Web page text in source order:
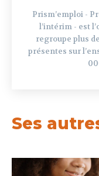
Prism’emploi -
l’intérim - est
regroupe plus
présentes sur
Ses